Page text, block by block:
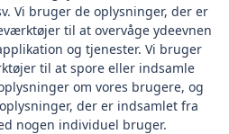
Vi bruger de oplysninger, der er
til at overvåge ydeevnen
og tjenester. Vi bruger
til at spore eller indsamle
om vores brugere, og
der er indsamlet fra
nogen individuel bruger.